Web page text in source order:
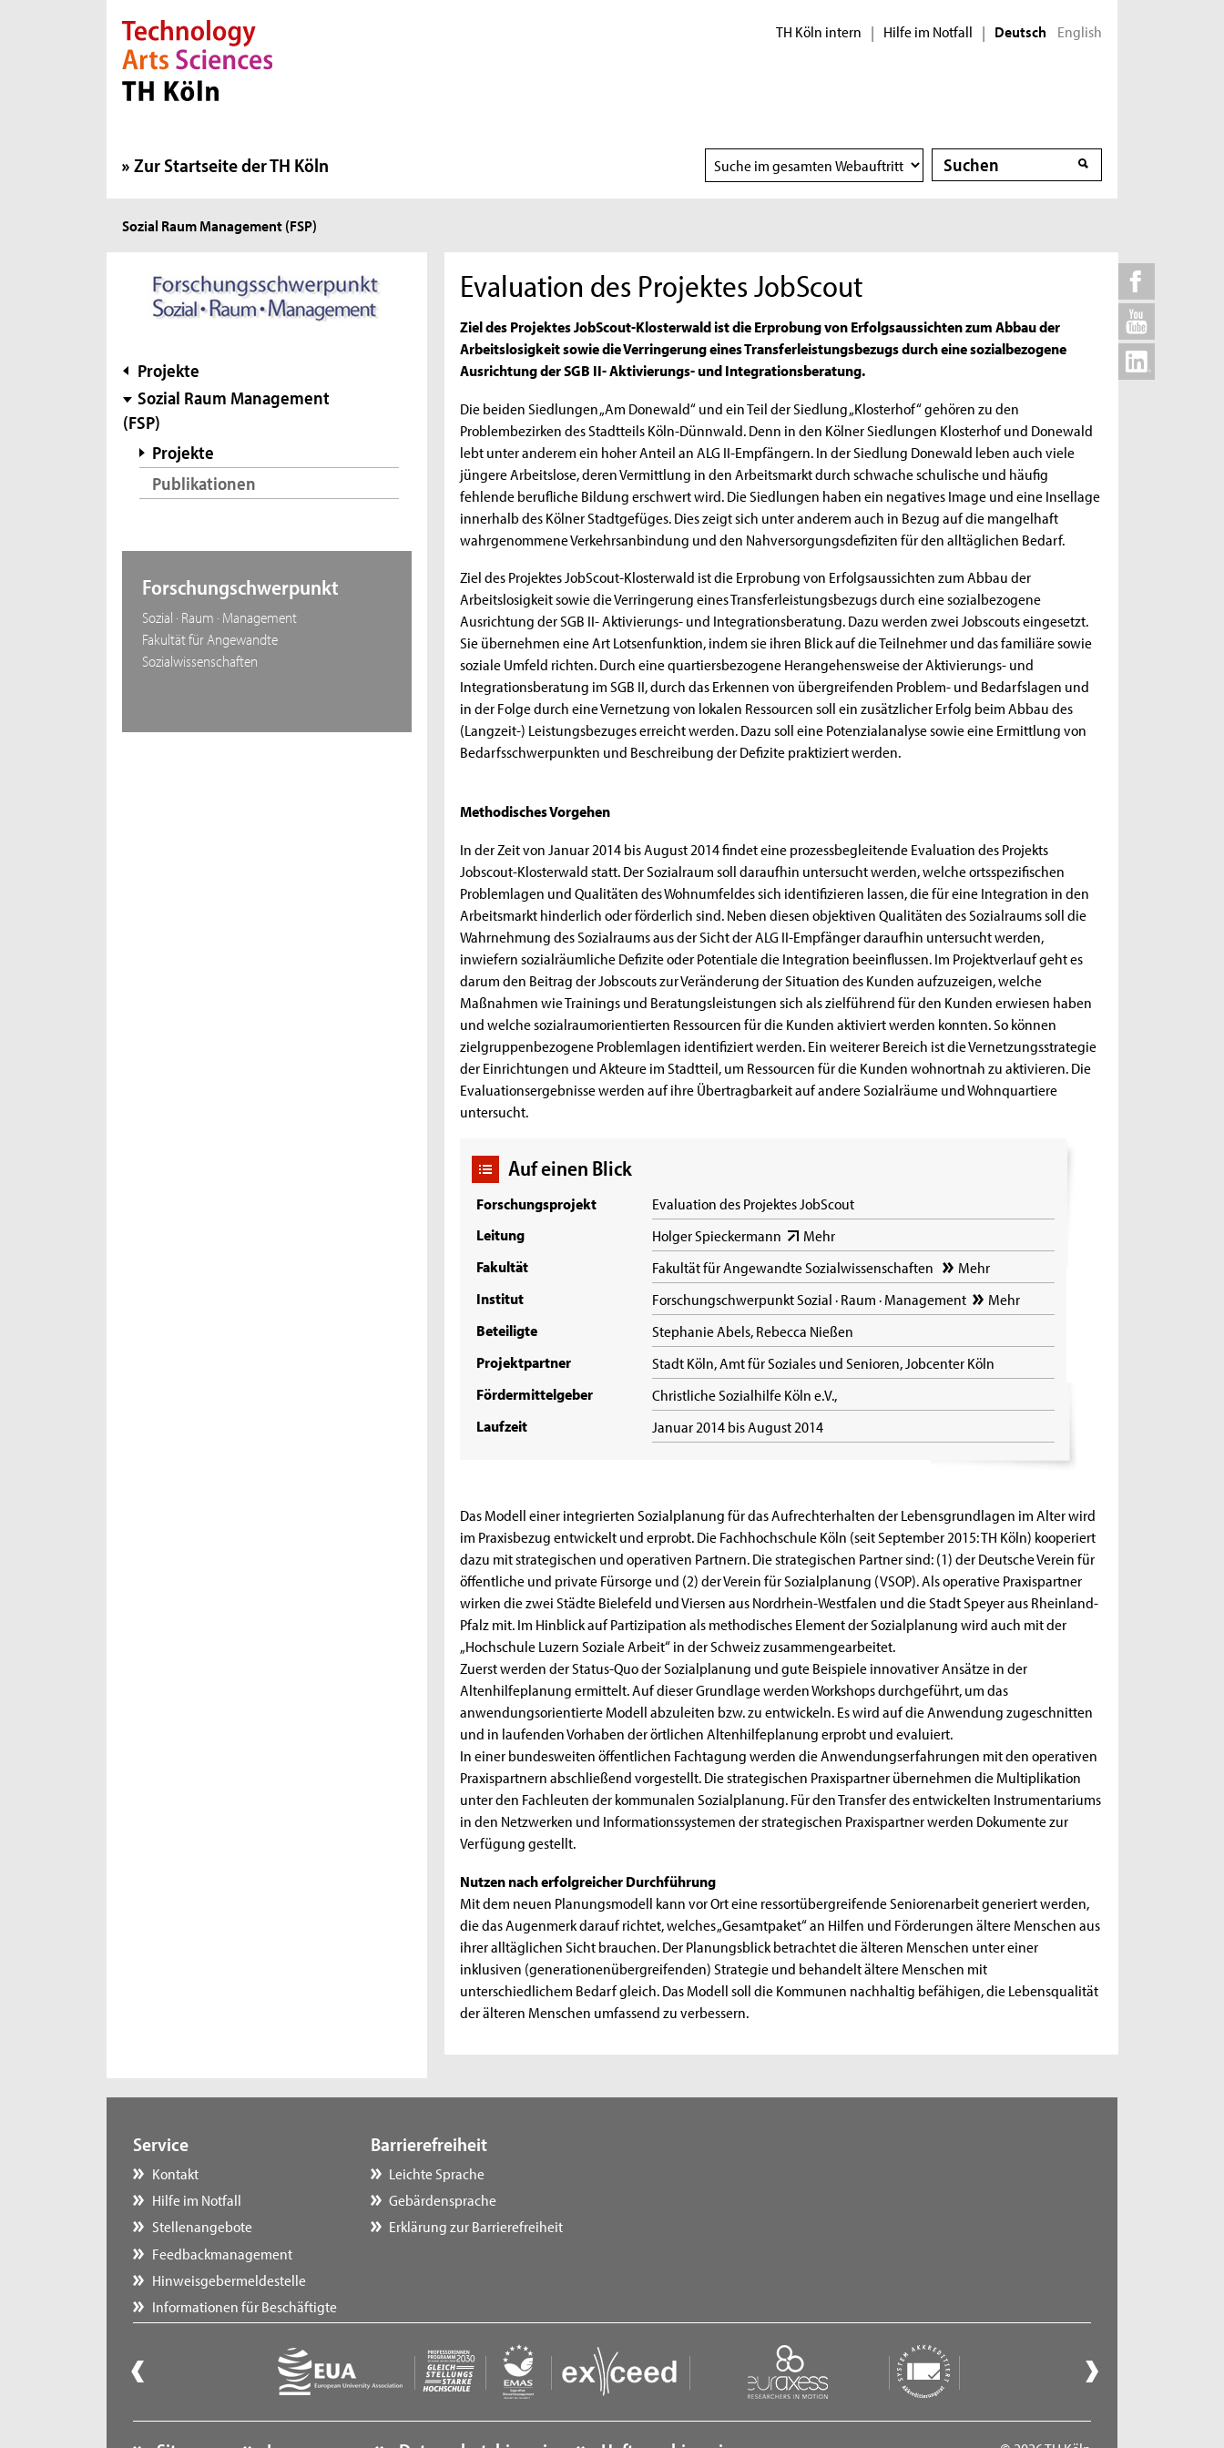
Direkt zur Hauptnavigation
Direkt zur Subnavigation
Direkt zum Inhalt
Direkt zum Fußbereich TH Köln intern | Hilfe im Notfall | Deutsch English
Zur Startseite der TH Köln
Suchbereich
wählen
Suche
Suche
Sie
hier:
Sozial Raum Management (FSP)
Subnavigation
Projekte
Sozial Raum Management
(FSP)
Projekte
Publikationen
Forschungschwerpunkt
Sozial · Raum · Management
Fakultät für Angewandte
Sozialwissenschaften
Evaluation des Projektes JobScout
Ziel des Projektes JobScout-Klosterwald ist die Erprobung von Erfolgsaussichten zum Abbau der
Arbeitslosigkeit sowie die Verringerung eines Transferleistungsbezugs durch eine sozialbezogene
Ausrichtung der SGB II- Aktivierungs- und Integrationsberatung.
Die beiden Siedlungen „Am Donewald“ und ein Teil der Siedlung „Klosterhof“ gehören zu den
Problembezirken des Stadtteils Köln-Dünnwald. Denn in den Kölner Siedlungen Klosterhof und Donewald
lebt unter anderem ein hoher Anteil an ALG II-Empfängern. In der Siedlung Donewald leben auch viele
jüngere Arbeitslose, deren Vermittlung in den Arbeitsmarkt durch schwache schulische und häufig
fehlende berufliche Bildung erschwert wird. Die Siedlungen haben ein negatives Image und eine Insellage
innerhalb des Kölner Stadtgefüges. Dies zeigt sich unter anderem auch in Bezug auf die mangelhaft
wahrgenommene Verkehrsanbindung und den Nahversorgungsdefiziten für den alltäglichen Bedarf.
Ziel des Projektes JobScout-Klosterwald ist die Erprobung von Erfolgsaussichten zum Abbau der
Arbeitslosigkeit sowie die Verringerung eines Transferleistungsbezugs durch eine sozialbezogene
Ausrichtung der SGB II- Aktivierungs- und Integrationsberatung. Dazu werden zwei Jobscouts eingesetzt.
Sie übernehmen eine Art Lotsenfunktion, indem sie ihren Blick auf die Teilnehmer und das familiäre sowie
soziale Umfeld richten. Durch eine quartiersbezogene Herangehensweise der Aktivierungs- und
Integrationsberatung im SGB II, durch das Erkennen von übergreifenden Problem- und Bedarfslagen und
in der Folge durch eine Vernetzung von lokalen Ressourcen soll ein zusätzlicher Erfolg beim Abbau des
(Langzeit-) Leistungsbezuges erreicht werden. Dazu soll eine Potenzialanalyse sowie eine Ermittlung von
Bedarfsschwerpunkten und Beschreibung der Defizite praktiziert werden.
Methodisches Vorgehen
In der Zeit von Januar 2014 bis August 2014 findet eine prozessbegleitende Evaluation des Projekts
Jobscout-Klosterwald statt. Der Sozialraum soll daraufhin untersucht werden, welche ortsspezifischen
Problemlagen und Qualitäten des Wohnumfeldes sich identifizieren lassen, die für eine Integration in den
Arbeitsmarkt hinderlich oder förderlich sind. Neben diesen objektiven Qualitäten des Sozialraums soll die
Wahrnehmung des Sozialraums aus der Sicht der ALG II-Empfänger daraufhin untersucht werden,
inwiefern sozialräumliche Defizite oder Potentiale die Integration beeinflussen. Im Projektverlauf geht es
darum den Beitrag der Jobscouts zur Veränderung der Situation des Kunden aufzuzeigen, welche
Maßnahmen wie Trainings und Beratungsleistungen sich als zielführend für den Kunden erwiesen haben
und welche sozialraumorientierten Ressourcen für die Kunden aktiviert werden konnten. So können
zielgruppenbezogene Problemlagen identifiziert werden. Ein weiterer Bereich ist die Vernetzungsstrategie
der Einrichtungen und Akteure im Stadtteil, um Ressourcen für die Kunden wohnortnah zu aktivieren. Die
Evaluationsergebnisse werden auf ihre Übertragbarkeit auf andere Sozialräume und Wohnquartiere
untersucht.
Auf einen Blick
Forschungsprojekt
Evaluation des Projektes JobScout
Leitung
Holger Spieckermann
Mehr
Fakultät
Fakultät für Angewandte Sozialwissenschaften
Mehr
Institut
Forschungschwerpunkt Sozial · Raum · Management
Mehr
Beteiligte
Stephanie Abels, Rebecca Nießen
Projektpartner
Stadt Köln, Amt für Soziales und Senioren, Jobcenter Köln
Fördermittelgeber
Christliche Sozialhilfe Köln e.V.,
Laufzeit
Januar 2014 bis August 2014
Das Modell einer integrierten Sozialplanung für das Aufrechterhalten der Lebensgrundlagen im Alter wird
im Praxisbezug entwickelt und erprobt. Die Fachhochschule Köln (seit September 2015: TH Köln) kooperiert
dazu mit strategischen und operativen Partnern. Die strategischen Partner sind: (1) der Deutsche Verein für
öffentliche und private Fürsorge und (2) der Verein für Sozialplanung (VSOP). Als operative Praxispartner
wirken die zwei Städte Bielefeld und Viersen aus Nordrhein-Westfalen und die Stadt Speyer aus Rheinland-
Pfalz mit. Im Hinblick auf Partizipation als methodisches Element der Sozialplanung wird auch mit der
„Hochschule Luzern Soziale Arbeit“ in der Schweiz zusammengearbeitet.
Zuerst werden der Status-Quo der Sozialplanung und gute Beispiele innovativer Ansätze in der
Altenhilfeplanung ermittelt. Auf dieser Grundlage werden Workshops durchgeführt, um das
anwendungsorientierte Modell abzuleiten bzw. zu entwickeln. Es wird auf die Anwendung zugeschnitten
und in laufenden Vorhaben der örtlichen Altenhilfeplanung erprobt und evaluiert.
In einer bundesweiten öffentlichen Fachtagung werden die Anwendungserfahrungen mit den operativen
Praxispartnern abschließend vorgestellt. Die strategischen Praxispartner übernehmen die Multiplikation
unter den Fachleuten der kommunalen Sozialplanung. Für den Transfer des entwickelten Instrumentariums
in den Netzwerken und Informationssystemen der strategischen Praxispartner werden Dokumente zur
Verfügung gestellt.
Nutzen nach erfolgreicher Durchführung
Mit dem neuen Planungsmodell kann vor Ort eine ressortübergreifende Seniorenarbeit generiert werden,
die das Augenmerk darauf richtet, welches „Gesamtpaket“ an Hilfen und Förderungen ältere Menschen aus
ihrer alltäglichen Sicht brauchen. Der Planungsblick betrachtet die älteren Menschen unter einer
inklusiven (generationenübergreifenden) Strategie und behandelt ältere Menschen mit
unterschiedlichem Bedarf gleich. Das Modell soll die Kommunen nachhaltig befähigen, die Lebensqualität
der älteren Menschen umfassend zu verbessern.
Service
Kontakt
Hilfe im Notfall
Stellenangebote
Feedbackmanagement
Hinweisgebermeldestelle
Informationen für Beschäftigte
Barrierefreiheit
Leichte Sprache
Gebärdensprache
Erklärung zur Barrierefreiheit